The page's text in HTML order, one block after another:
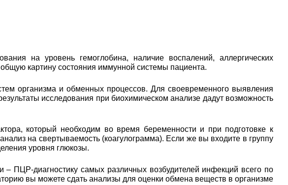
на уровень гемоглобина, наличие воспалений, аллергических
картину состояния иммунной системы пациента.
организма и обменных процессов. Для своевременного выявления
исследования при биохимическом анализе дадут возможность
который необходим во время беременности и при подготовке к
на свертываемость (коагулограмма). Если же вы входите в группу
уровня глюкозы.
ПЦР-диагностику самых различных возбудителей инфекций всего по
вы можете сдать анализы для оценки обмена веществ в организме